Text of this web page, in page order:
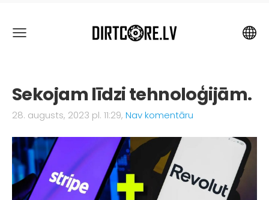
Sekojam līdzi tehnoloģijām.
28. augusts, 2023 pl. 11:29, Nav komentāru